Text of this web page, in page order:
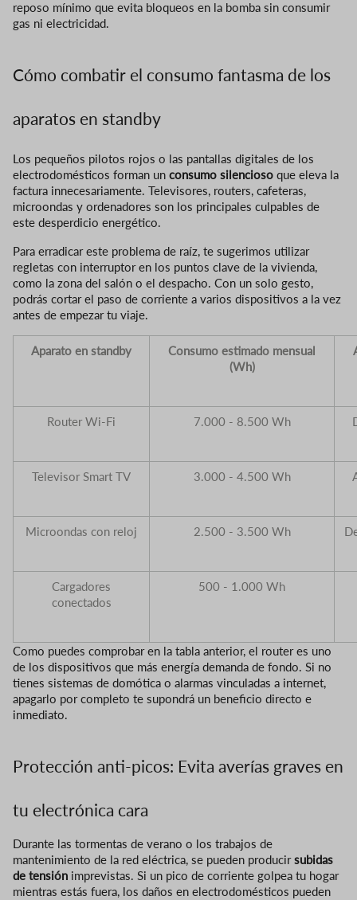
reposo mínimo que evita bloqueos en la bomba sin consumir
gas ni electricidad.
Cómo combatir el consumo fantasma de los
aparatos en standby
Los pequeños pilotos rojos o las pantallas digitales de los
electrodomésticos forman un consumo silencioso que eleva la
factura innecesariamente. Televisores, routers, cafeteras,
microondas y ordenadores son los principales culpables de
este desperdicio energético.
Para erradicar este problema de raíz, te sugerimos utilizar
regletas con interruptor en los puntos clave de la vivienda,
como la zona del salón o el despacho. Con un solo gesto,
podrás cortar el paso de corriente a varios dispositivos a la vez
antes de empezar tu viaje.
Aparato en standby
Consumo estimado mensual
(Wh)
Router Wi-Fi 7.000 - 8.500 Wh
Televisor Smart TV 3.000 - 4.500 Wh
Microondas con reloj 2.500 - 3.500 Wh
Cargadores
conectados
500 - 1.000 Wh
Como puedes comprobar en la tabla anterior, el router es uno
de los dispositivos que más energía demanda de fondo. Si no
tienes sistemas de domótica o alarmas vinculadas a internet,
apagarlo por completo te supondrá un beneficio directo e
inmediato.
Protección anti-picos: Evita averías graves en
tu electrónica cara
Durante las tormentas de verano o los trabajos de
mantenimiento de la red eléctrica, se pueden producirsubidas
de tensión imprevistas. Si un pico de corriente golpea tu hogar
mientras estás fuera, los daños en electrodomésticos pueden